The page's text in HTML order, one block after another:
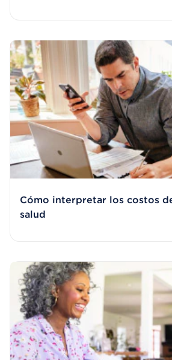
Cómo interpretar los costos
salud